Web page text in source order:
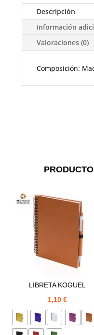
Descripción
Información
Valoraciones (0)
Composición:
LIBRETA KOGUEL
1,10€